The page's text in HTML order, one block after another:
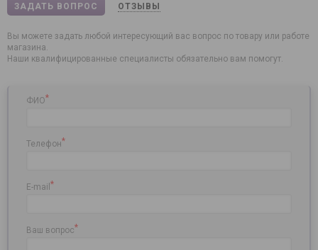
ЗАДАТЬ ВОПРОС ОТЗЫВЫ
Вы можете задать любой интересующий вас вопрос по товару или работе
магазина.
Наши квалифицированные специалисты обязательно вам помогут.
ФИО*
Телефон*
E-mail *
Ваш вопрос*